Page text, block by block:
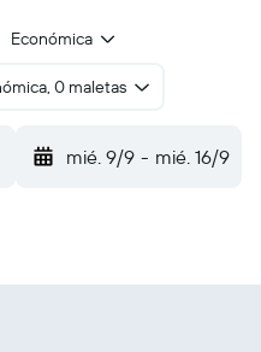
Económica
0 maletas
mié. 9/9 - mié. 16/9